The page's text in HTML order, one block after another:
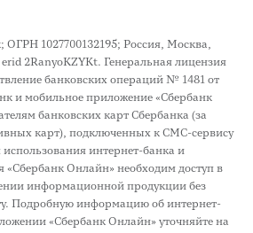
1027700132195; Россия, Москва,
erid 2RanyoKZYKt. Генеральная лицензия
банковских операций № 1481 от
и мобильное приложение «Сбербанк
банковских карт Сбербанка (за
карт), подключенных к СМС-сервису
интернет-банка и
Онлайн» необходим доступ в
информационной продукции без
Подробную информацию об интернет-
«Сбербанк Онлайн» уточняйте на